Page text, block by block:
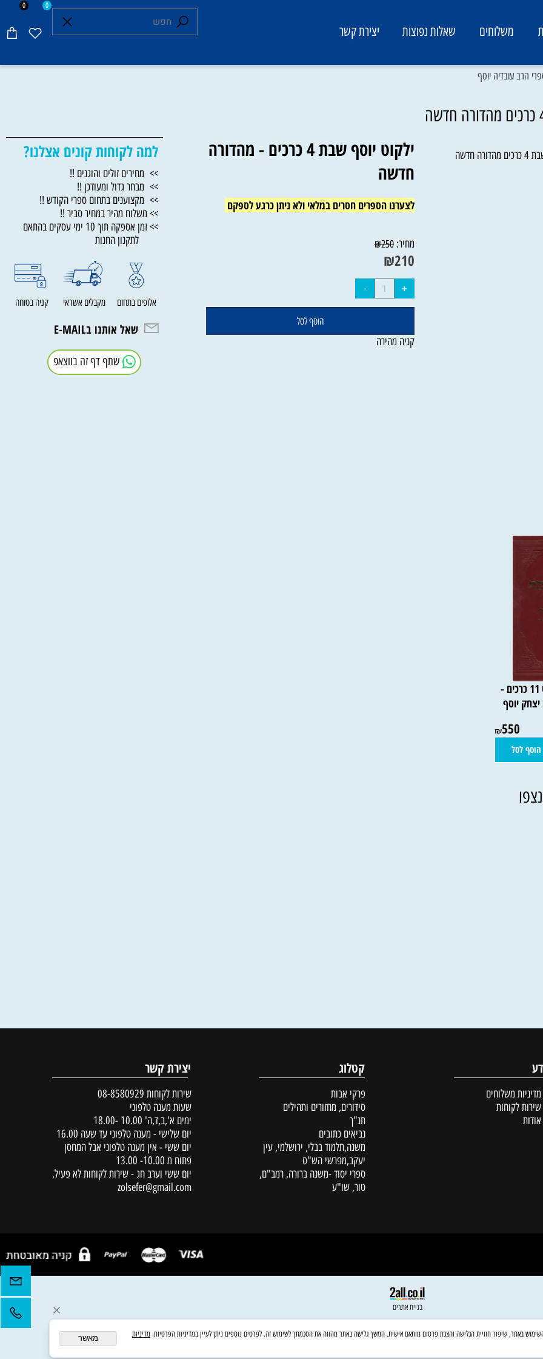
0 0
משלוחים שאלות נפוצות יצירת קשר
עובדיה יוסף
ילקוט יוסף שבת 4 כרכים - מהדורה
חדשה
לצערנו הספרים חסרים במלאי ולא ניתן כרגע לספקם
מחיר: ₪250
₪210
הוסף לסל
למה לקוחות קונים אצלנו?
>> מחירים זולים והוגנים !!
>> מבחר גדול ומעודכן !!
>> מקצוענים בתחום ספרי הקודש !!
>> משלוח מהיר במחיר סביר !!
>> זמן אספקה תוך 10 ימי עסקים בהתאם
לתקנון החנות
שתף דף זה בווצאפ
₪550
קטלוג
פרקי אבות
סידורים, מחזורים ותהילים
תנ"ך
נביאים כתובים
משנה,תלמוד בבלי, ירושלמי, עין
יצירת קשר
שירות לקוחות 08-8580929
שעות מענה טלפוני
ימים א',ב,ד,ה' 10.00 -18.00
יום שלישי - מענה טלפוני עד שעה 16.00
יום ששי - אין מענה טלפוני אבל המחסן